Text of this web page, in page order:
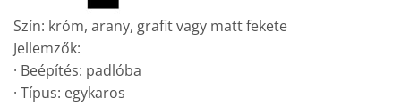
Szín: króm, arany, grafit vagy matt fekete
Jellemzők:
· Beépítés: padlóba
· Típus: egykaros